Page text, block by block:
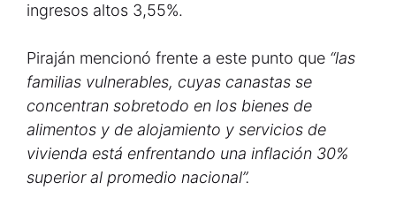
ingresos altos 3,55%.
Piraján mencionó frente a este punto que “las
familias vulnerables, cuyas canastas se
concentran sobretodo en los bienes de
alimentos y de alojamiento y servicios de
vivienda está enfrentando una inflación 30%
superior al promedio nacional”.